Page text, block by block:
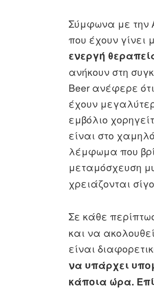
Σύμφωνα με την
που έχουν
ενεργή
ανήκουν στη
Beer ανέφερε
έχουν
εμβόλιο
είναι στο
λέμφωμα που
μεταμόσχευση
χρειάζονται
Σε κάθε
και να
είναι
να υπάρχει
κάποια ώρα.